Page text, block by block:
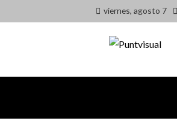
viernes, agosto 7